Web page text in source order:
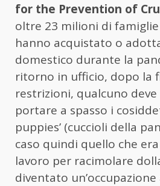
for the Prevention of
oltre 23 milioni di
hanno acquistato o
domestico durante la
ritorno in ufficio, dopo la
restrizioni, qualcuno
portare a spasso i
puppies’ (cuccioli della
caso quindi quello che
lavoro per racimolare
diventato